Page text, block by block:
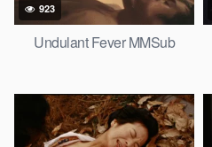
923
Undulant Fever MMSub